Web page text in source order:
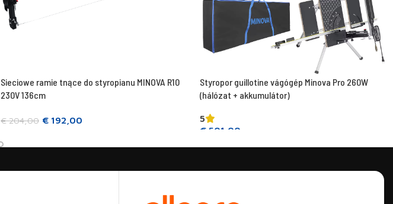
Sieciowe ramie tnące do styropianu MINOVA R10
230V 136cm
€204,00 € 192,00
Styropor guillotine vágógép Minova Pro 260W
(hálózat + akkumulátor)
5
€ 501,00
Kosárba teszem